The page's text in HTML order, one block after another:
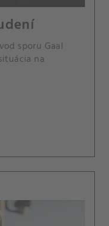
sporu Gaal
na